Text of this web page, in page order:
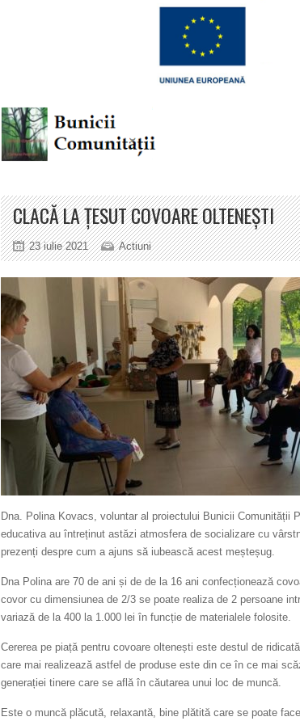
CLACĂ LA ȚESUT COVOARE OLTENEȘTI
23 iulie 2021 Actiuni
Dna. Polina Kovacs, voluntar al proiectului Bunicii Comunității
educativa au întreținut astăzi atmosfera de socializare cu
prezenți despre cum a ajuns să iubească acest meșteșug.
Dna Polina are 70 de ani și de de la 16 ani confecționează
covor cu dimensiunea de 2/3 se poate realiza de 2 persoane
variază de la 400 la 1.000 lei în funcție de materialele folosite.
Cererea pe piață pentru covoare oltenești este destul de
care mai realizează astfel de produse este din ce în ce mai
generației tinere care se află în căutarea unui loc de muncă.
Este o muncă plăcută, relaxantă, bine plătită care se poate